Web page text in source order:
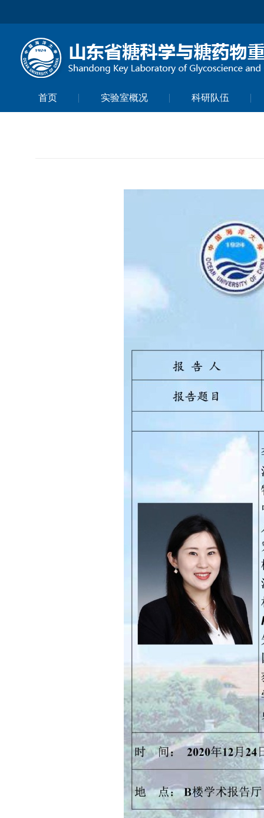
首页 实验室概况 科研队伍